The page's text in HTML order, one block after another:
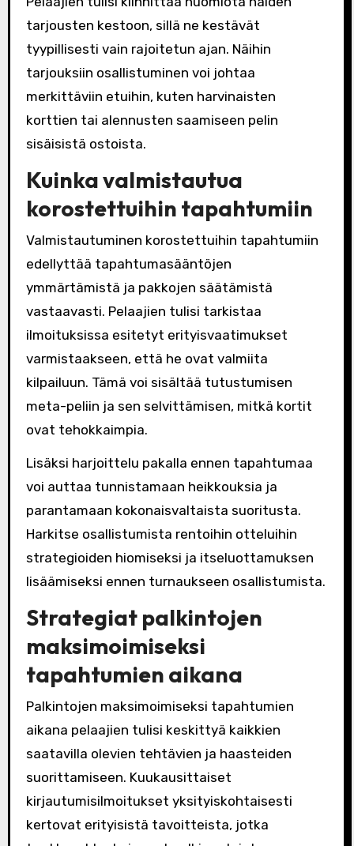
tarjousten kestoon, sillä ne kestävät
tyypillisesti vain rajoitetun ajan. Näihin
tarjouksiin osallistuminen voi johtaa
merkittäviin etuihin, kuten harvinaisten
korttien tai alennusten saamiseen pelin
sisäisistä ostoista.
Kuinka valmistautua
korostettuihin tapahtumiin
Valmistautuminen korostettuihin tapahtumiin
edellyttää tapahtumasääntöjen
ymmärtämistä ja pakkojen säätämistä
vastaavasti. Pelaajien tulisi tarkistaa
ilmoituksissa esitetyt erityisvaatimukset
varmistaakseen, että he ovat valmiita
kilpailuun. Tämä voi sisältää tutustumisen
meta-peliin ja sen selvittämisen, mitkä kortit
ovat tehokkaimpia.
Lisäksi harjoittelu pakalla ennen tapahtumaa
voi auttaa tunnistamaan heikkouksia ja
parantamaan kokonaisvaltaista suoritusta.
Harkitse osallistumista rentoihin otteluihin
strategioiden hiomiseksi ja itseluottamuksen
lisäämiseksi ennen turnaukseen osallistumista.
Strategiat palkintojen
maksimoimiseksi
tapahtumien aikana
Palkintojen maksimoimiseksi tapahtumien
aikana pelaajien tulisi keskittyä kaikkien
saatavilla olevien tehtävien ja haasteiden
suorittamiseen. Kuukausittaiset
kirjautumisilmoitukset yksityiskohtaisesti
kertovat erityisistä tavoitteista, jotka